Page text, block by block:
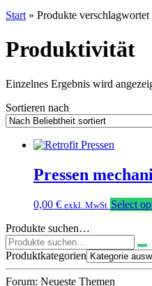
Start » Produkte
Produktivität
Einzelnes Ergebnis wird
Sortieren nach
Pressen
0,00 € exkl. MwSt Select
Produkte suchen…
Suchen
nach:
Produktkategorien
Forum: Neueste Themen